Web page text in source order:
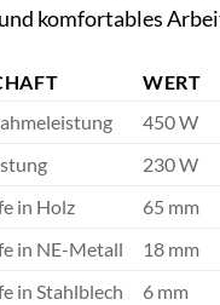
komfortables
WERT
450 W
230 W
in Holz
65 mm
in NE-Metall
18 mm
in Stahlblech
6 mm